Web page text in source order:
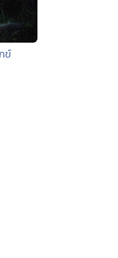
ข์